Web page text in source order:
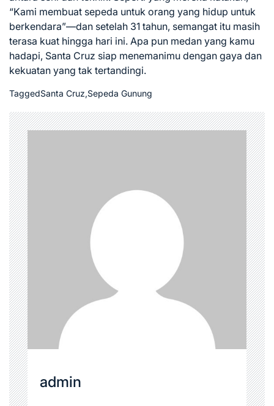
“Kami membuat sepeda untuk orang yang hidup untuk
berkendara”—dan setelah 31 tahun, semangat itu masih
terasa kuat hingga hari ini. Apa pun medan yang kamu
hadapi, Santa Cruz siap menemanimu dengan gaya dan
kekuatan yang tak tertandingi.
TaggedSanta Cruz,Sepeda Gunung
admin